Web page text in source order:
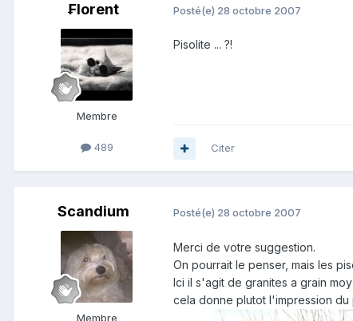
₣lorent
Membre
489
Posté(e) 28 octobre 2007
Pisolite ... ?!
Citer
Scandium
Membre
Posté(e) 28 octobre 2007
Merci de votre suggestion.
On pourrait le penser, mais les
Ici il s'agit de granites a grain
cela donne plutot l'impression